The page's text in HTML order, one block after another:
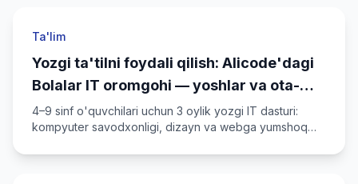
Ta'lim
Yozgi ta'tilni foydali qilish: Alicode'dagi
Bolalar IT oromgohi — yoshlar va ota-
onalar uchun
4–9 sinf o'quvchilari uchun 3 oylik yozgi IT dasturi:
kompyuter savodxonligi, dizayn va webga yumshoq
arziydi?